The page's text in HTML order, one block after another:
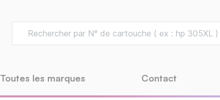
Toutes les marques Contact